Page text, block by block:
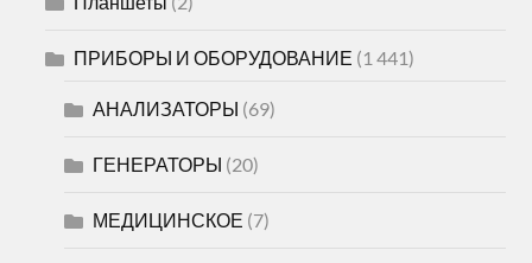
ПРИБОРЫ И ОБОРУДОВАНИЕ (1 441)
АНАЛИЗАТОРЫ (69)
ГЕНЕРАТОРЫ (20)
МЕДИЦИНСКОЕ (7)